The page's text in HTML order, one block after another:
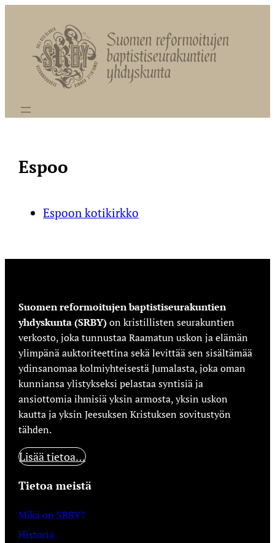
sisältöön
Espoo
Espoon kotikirkko
Suomen reformoitujen baptistiseurakuntien
yhdyskunta (SRBY)on kristillisten seurakuntien
verkosto, joka tunnustaa Raamatun uskon ja elämän
ylimpänä auktoriteettina sekä levittää sen sisältämää
ydinsanomaa kolmiyhteisestä Jumalasta, joka oman
kunniansa ylistykseksi pelastaa syntisiä ja
ansiottomia ihmisiä yksin armosta, yksin uskon
kautta ja yksin Jeesuksen Kristuksen sovitustyön
tähden.
Lisää tietoa…
Tietoa meistä
Mikä on SRBY?
Historia